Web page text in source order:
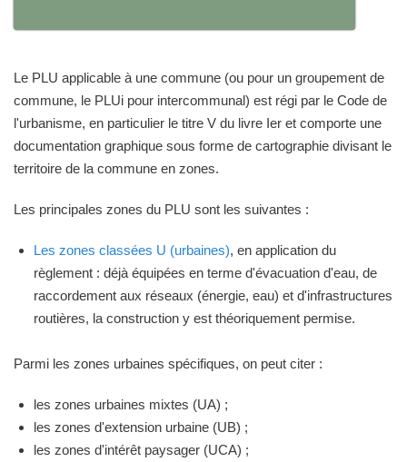
Le PLU applicable à une commune (ou pour un groupement de
commune, le PLUi pour intercommunal) est régi par le Code de
l'urbanisme, en particulier le titre V du livre Ier et comporte une
documentation graphique sous forme de cartographie divisant le
territoire de la commune en zones.
Les principales zones du PLU sont les suivantes :
Les zones classées U (urbaines), en application du
règlement : déjà équipées en terme d'évacuation d'eau, de
raccordement aux réseaux (énergie, eau) et d'infrastructures
routières, la construction y est théoriquement permise.
Parmi les zones urbaines spécifiques, on peut citer :
les zones urbaines mixtes (UA) ;
les zones d'extension urbaine (UB) ;
les zones d'intérêt paysager (UCA) ;